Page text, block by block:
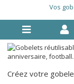
Vos
Créez votre